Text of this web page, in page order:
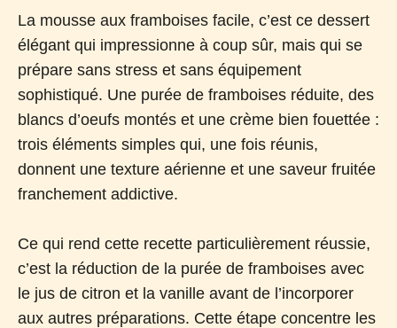
La mousse aux framboises facile, c’est ce dessert
élégant qui impressionne à coup sûr, mais qui se
prépare sans stress et sans équipement
sophistiqué. Une purée de framboises réduite, des
blancs d’oeufs montés et une crème bien fouettée :
trois éléments simples qui, une fois réunis,
donnent une texture aérienne et une saveur fruitée
franchement addictive.
Ce qui rend cette recette particulièrement réussie,
c’est la réduction de la purée de framboises avec
le jus de citron et la vanille avant de l’incorporer
aux autres préparations. Cette étape concentre les